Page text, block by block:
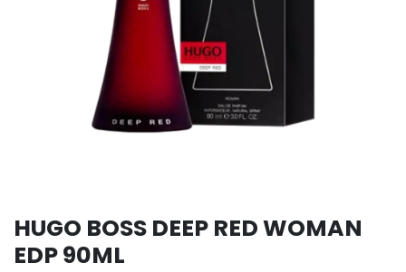
HUGO BOSS DEEP RED WOMAN
EDP 90ML